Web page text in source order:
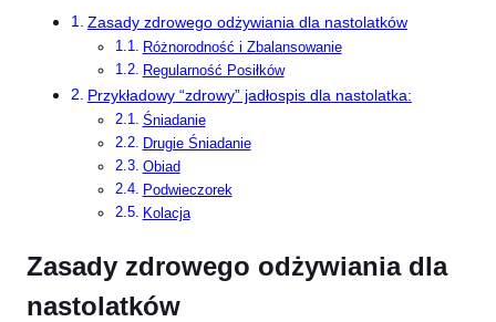
Zasady zdrowego odżywiania dla nastolatków
Różnorodność i Zbalansowanie
Regularność Posiłków
Przykładowy “zdrowy” jadłospis dla nastolatka:
Śniadanie
Drugie Śniadanie
Obiad
Podwieczorek
Kolacja
Zasady zdrowego odżywiania dla
nastolatków